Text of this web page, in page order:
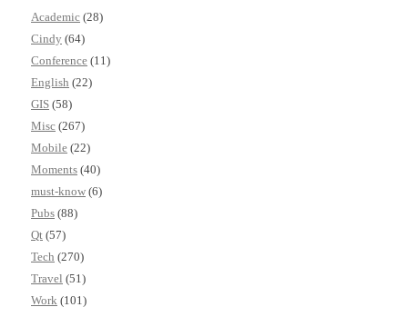
Academic (28)
Cindy (64)
Conference (11)
English (22)
GIS (58)
Misc (267)
Mobile (22)
Moments (40)
must-know (6)
Pubs (88)
Qt (57)
Tech (270)
Travel (51)
Work (101)